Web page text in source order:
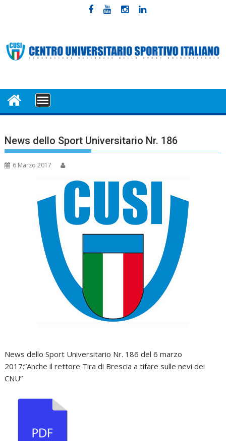
MENU
News dello Sport Universitario Nr. 186
6 Marzo 2017
News dello Sport Universitario Nr. 186 del 6 marzo
2017:”Anche il rettore Tira di Brescia a tifare sulle nevi dei
CNU”